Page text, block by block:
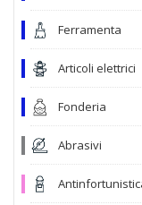
Ferramenta
Articoli elettrici
Fonderia
Abrasivi